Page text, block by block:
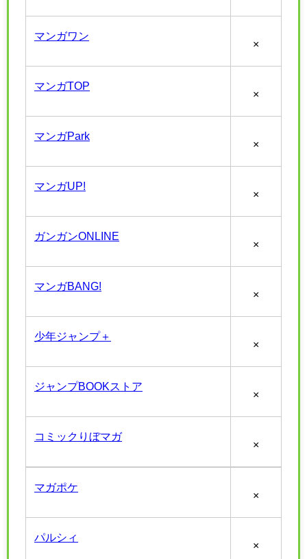
マンガワン
×
マンガTOP
×
マンガPark
×
マンガUP!
×
ガンガンONLINE
×
マンガBANG!
×
少年ジャンプ＋
×
ジャンプBOOKストア
×
コミックりぼマガ
×
マガポケ
×
パルシィ
×